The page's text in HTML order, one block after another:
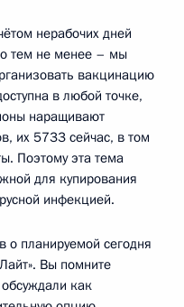
нерабочих дней
тем не менее – мы
вакцинацию
в любой точке,
наращивают
их 5733 сейчас, в том
Поэтому эта тема
для купирования
инфекцией.
о планируемой сегодня
Вы помните
как